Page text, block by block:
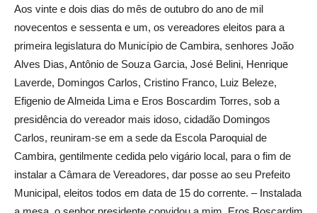
Aos vinte e dois dias do mês de outubro do ano de mil
novecentos e sessenta e um, os vereadores eleitos para a
primeira legislatura do Município de Cambira, senhores João
Alves Dias, Antônio de Souza Garcia, José Belini, Henrique
Laverde, Domingos Carlos, Cristino Franco, Luiz Beleze,
Efigenio de Almeida Lima e Eros Boscardim Torres, sob a
presidência do vereador mais idoso, cidadão Domingos
Carlos, reuniram-se em a sede da Escola Paroquial de
Cambira, gentilmente cedida pelo vigário local, para o fim de
instalar a Câmara de Vereadores, dar posse ao seu Prefeito
Municipal, eleitos todos em data de 15 do corrente. – Instalada